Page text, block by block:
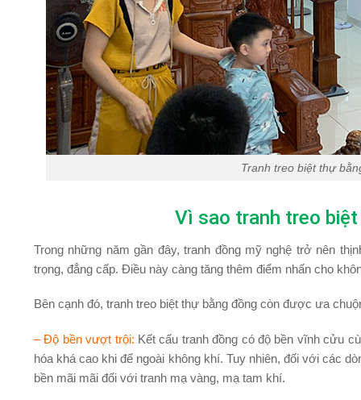
Tranh treo biệt thự
Vì sao tranh treo
Trong những năm gần đây, tranh đồng mỹ nghệ trở nên
trọng, đẳng cấp. Điều này càng tăng thêm điểm nhấn cho
Bên cạnh đó, tranh treo biệt thự bằng đồng còn được ưa
–Độ bền vượt trội: Kết cấu tranh đồng có độ bền vĩnh cửu
hóa khá cao khi để ngoài không khí. Tuy nhiên, đối với các
bền mãi mãi đối với tranh mạ vàng, mạ tam khí.